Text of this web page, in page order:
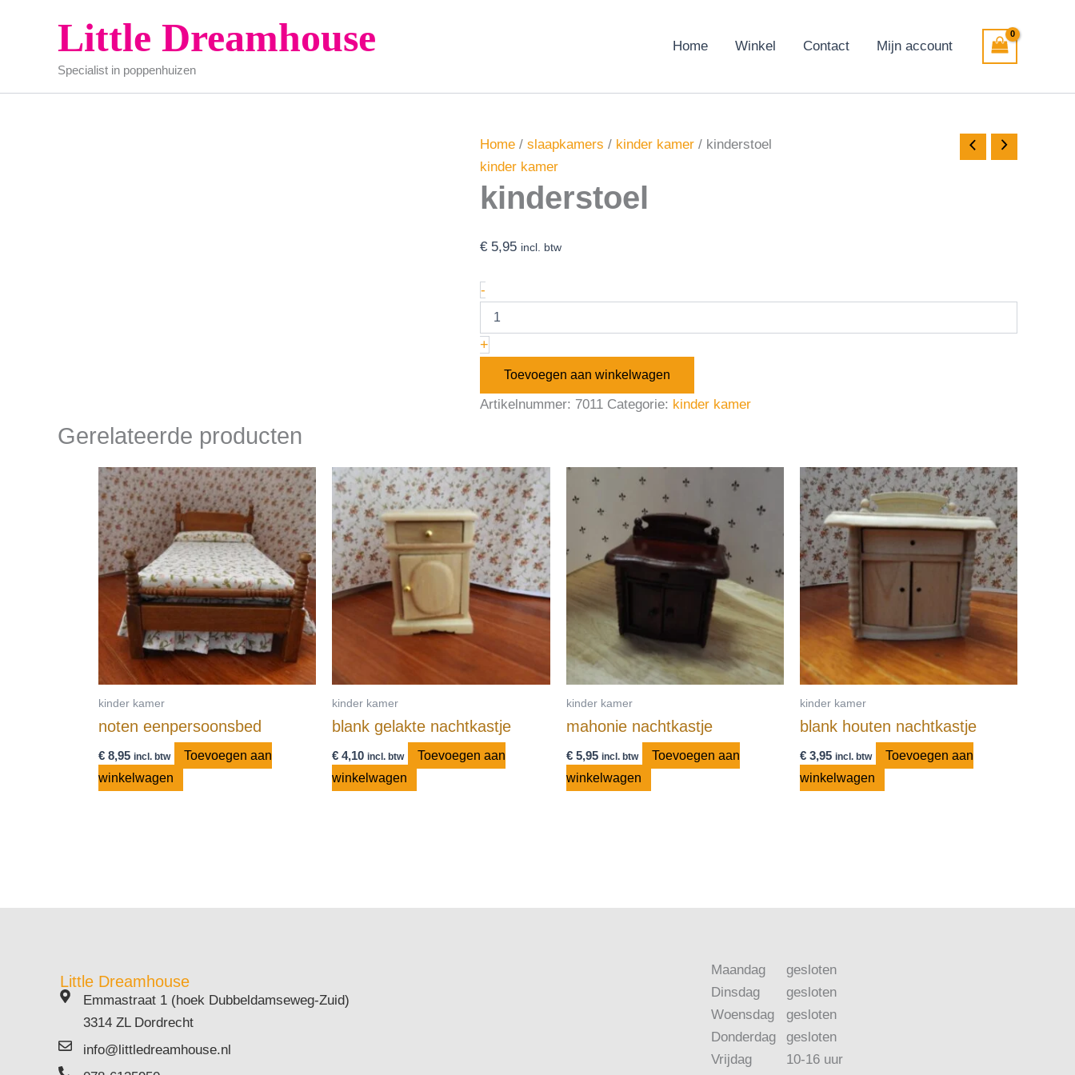
Little Dreamhouse
Specialist in poppenhuizen
Home Winkel Contact Mijn account
Home / slaapkamers / kinder kamer / kinderstoel
kinder kamer
kinderstoel
€ 5,95 incl. btw
-
+
Toevoegen aan winkelwagen
Artikelnummer: 7011 Categorie: kinder kamer
Gerelateerde producten
kinder kamer
noten eenpersoonsbed
€ 8,95 incl. btw
Toevoegen aan
winkelwagen
kinder kamer
blank gelakte nachtkastje
€ 4,10 incl. btw
Toevoegen aan
winkelwagen
kinder kamer
mahonie nachtkastje
€5,95 incl. btw
Toevoegen aan
winkelwagen
kinder kamer
blank houten nachtkastje
€3,95 incl. btw
Toevoegen aan
winkelwagen
Little Dreamhouse
Emmastraat 1 (hoek Dubbeldamseweg-Zuid)
3314 ZL Dordrecht
info@littledreamhouse.nl
Maandag
Dinsdag
Woensdag
Donderdag
Vrijdag
gesloten
gesloten
gesloten
gesloten
10-16 uur